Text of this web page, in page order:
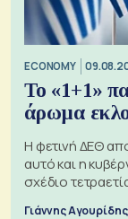
ECONOMY
Το «1+1»
άρωμα
Η φετινή ΔΕΘ
αυτό και η
σχέδιο
Γιάννης Αγουρίδης